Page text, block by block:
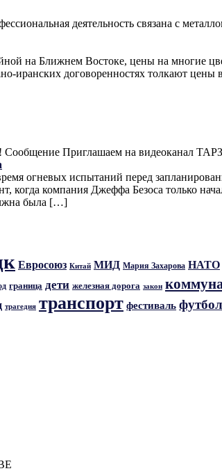
деятельность связана с
на Ближнем Востоке, цены на многие
иранских договоренностях толкают
Приглашаем на видеоканал
огневых испытаний перед
компания Джеффа Безоса только
была […]
Евросоюз Китай МИД Мария Захарова НАТО
граница дети железная дорога закон
трагедия транспорт фестиваль футбол